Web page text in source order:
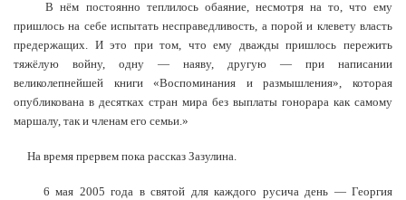
В нём постоянно теплилось обаяние, несмотря на то, что ему
пришлось на себе испытать несправедливость, а порой и клевету власть
предержащих. И это при том, что ему дважды пришлось пережить
тяжёлую войну, одну — наяву, другую — при написании
великолепнейшей книги «Воспоминания и размышления», которая
опубликована в десятках стран мира без выплаты гонорара как самому
маршалу, так и членам его семьи.»
На время прервем пока рассказ Зазулина.
6 мая 2005 года в святой для каждого русича день — Георгия